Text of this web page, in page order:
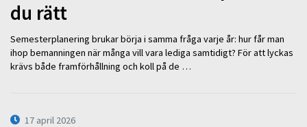
du rätt
Semesterplanering brukar börja i samma fråga varje år: hur får man
ihop bemanningen när många vill vara lediga samtidigt? För att lyckas
krävs både framförhållning och koll på de …
17 april 2026